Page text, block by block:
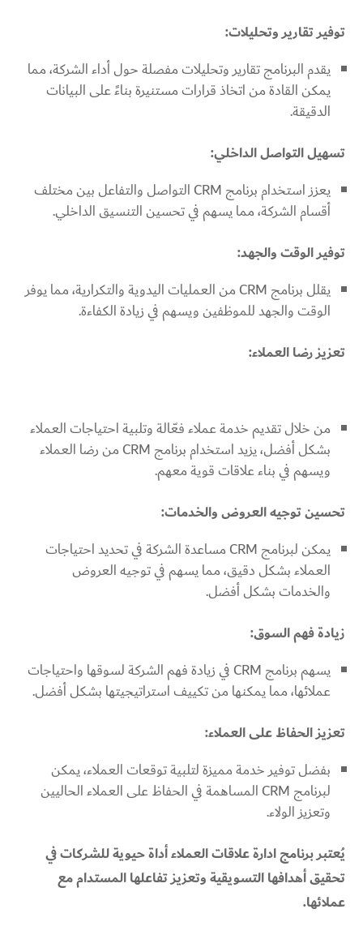
توفير تقارير وتحليلات:
يقدم البرنامج تقارير وتحليلات مفصلة حول أداء الشركة، مما
يمكن القادة من اتخاذ قرارات مستنيرة بناءً على البيانات
الدقيقة.
تسهيل التواصل الداخلي:
يعزز استخدام برنامج CRM التواصل والتفاعل بين مختلف
أقسام الشركة، مما يسهم في تحسين التنسيق الداخلي.
توفير الوقت والجهد:
يقلل برنامج CRM من العمليات اليدوية والتكرارية، مما يوفر
الوقت والجهد للموظفين ويسهم في زيادة الكفاءة.
تعزيز رضا العملاء:
من خلال تقديم خدمة عملاء فعّالة وتلبية احتياجات العملاء
بشكل أفضل، يزيد استخدام برنامج CRM من رضا العملاء
ويسهم في بناء علاقات قوية معهم.
تحسين توجيه العروض والخدمات:
يمكن لبرنامج CRM مساعدة الشركة في تحديد احتياجات
العملاء بشكل دقيق، مما يسهم في توجيه العروض
والخدمات بشكل أفضل.
زيادة فهم السوق:
يسهم برنامج CRM في زيادة فهم الشركة لسوقها واحتياجات
عملائها، مما يمكنها من تكييف استراتيجيتها بشكل أفضل.
تعزيز الحفاظ على العملاء:
بفضل توفير خدمة مميزة لتلبية توقعات العملاء، يمكن
لبرنامج CRM المساهمة في الحفاظ على العملاء الحاليين
وتعزيز الولاء.
يُعتبر برنامج ادارة علاقات العملاء أداة حيوية للشركات في
تحقيق أهدافها التسويقية وتعزيز تفاعلها المستدام مع
عملائها.